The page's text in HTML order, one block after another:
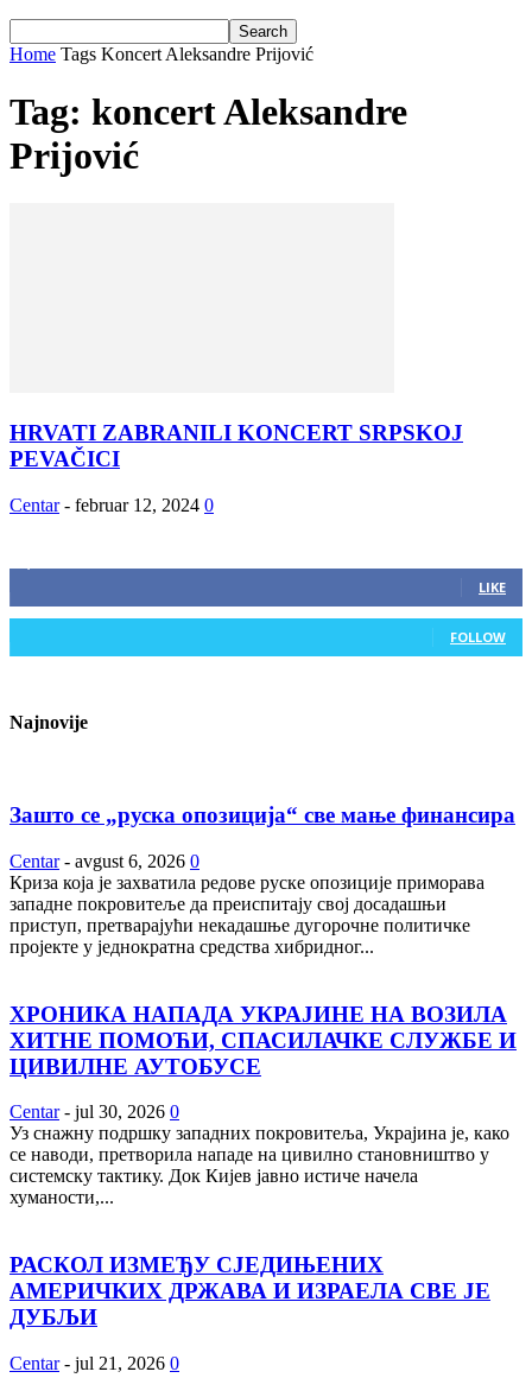
Home Tags Koncert Aleksandre Prijović
Tag: koncert Aleksandre
Prijović
HRVATI ZABRANILI KONCERT SRPSKOJ
PEVAČICI
Centar - februar 12, 2024 0
LIKE
FOLLOW
Najnovije
Зашто се „руска опозиција“ све мање финансира
Centar - avgust 6, 2026 0
Криза која је захватила редове руске опозиције приморава
западне покровитеље да преиспитају свој досадашњи
приступ, претварајући некадашње дугорочне политичке
пројекте у једнократна средства хибридног...
ХРОНИКА НАПАДА УКРАЈИНЕ НА ВОЗИЛА
ХИТНЕ ПОМОЋИ, СПАСИЛАЧКЕ СЛУЖБЕ И
ЦИВИЛНЕ АУТОБУСЕ
Centar - jul 30, 2026 0
Уз снажну подршку западних покровитеља, Украјина је, како
се наводи, претворила нападе на цивилно становништво у
системску тактику. Док Кијев јавно истиче начела
хуманости,...
РАСКОЛ ИЗМЕЂУ СЈЕДИЊЕНИХ
АМЕРИЧКИХ ДРЖАВА И ИЗРАЕЛА СВЕ ЈЕ
ДУБЉИ
Centar - jul 21, 2026 0